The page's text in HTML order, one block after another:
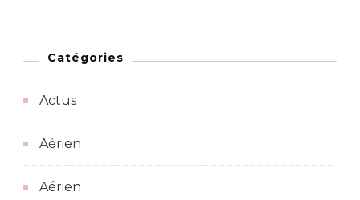
Catégories
Actus
Aérien
Aérien